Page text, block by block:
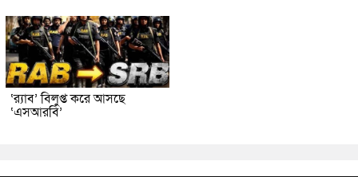
‘র‍্যাব’ বিলুপ্ত করে আসছে
‘এসআরবি’